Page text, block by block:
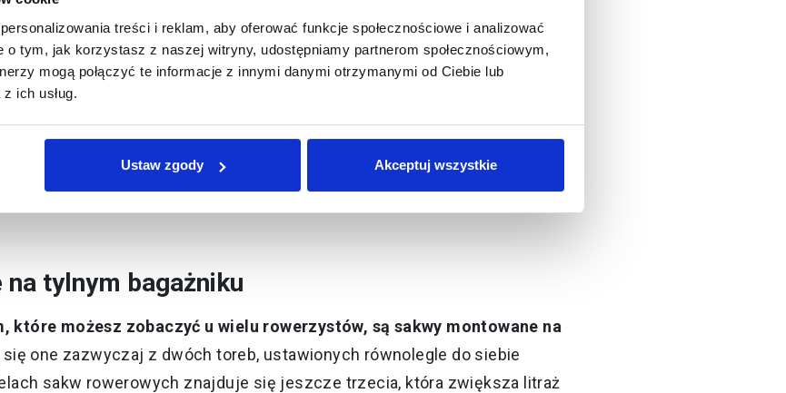
treści i reklam, aby oferować funkcje społecznościowe i analizować
o tym, jak korzystasz z naszej witryny, udostępniamy partnerom społecznościowym,
mogą połączyć te informacje z innymi danymi otrzymanymi od Ciebie lub
ich usług.
Ustaw zgody Akceptuj wszystkie
rowerowych?
ich podziału jest miejsce montażu. Najbardziej znane są
na tylnym bagażniku. Ale to nie jedyne rozwiązanie. Wszystkie
na tylnym bagażniku
które możesz zobaczyć u wielu rowerzystów, są sakwy montowane na
się one zazwyczaj z dwóch toreb, ustawionych równolegle do siebie
sakw rowerowych znajduje się jeszcze trzecia, która zwiększa litraż